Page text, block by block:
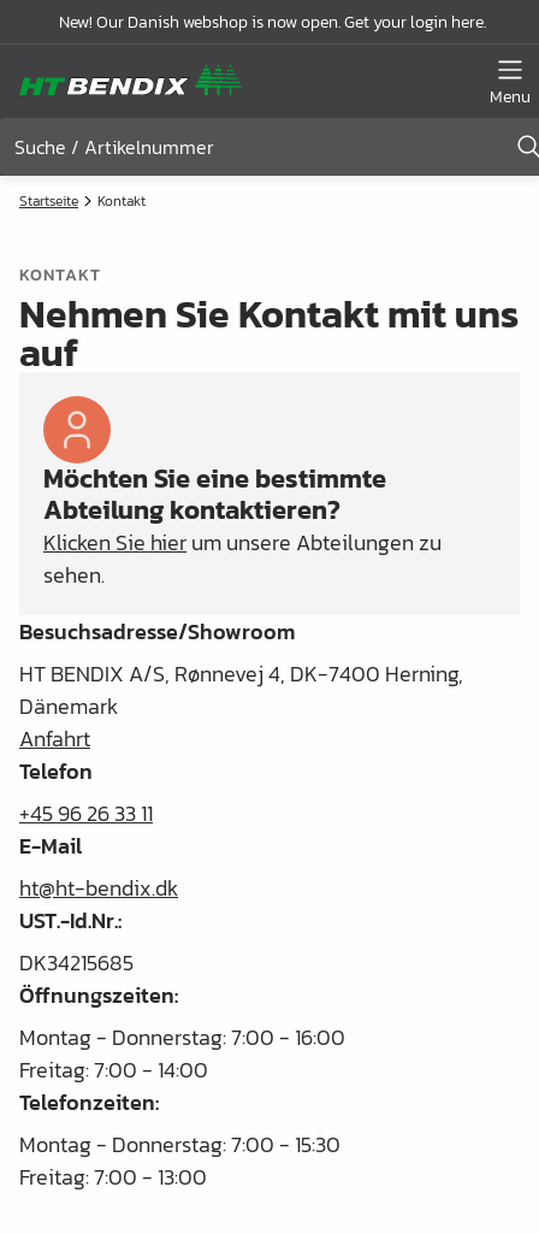
New! Our Danish webshop is now open. Get your login here.
Menu
Startseite Kontakt
KONTAKT
Nehmen Sie Kontakt mit uns
auf
Möchten Sie eine bestimmte
Abteilung kontaktieren?
Klicken Sie hierum unsere Abteilungen zu
sehen.
Besuchsadresse/Showroom
HT BENDIX A/S, Rønnevej 4, DK-7400 Herning,
Dänemark
Anfahrt
Telefon
+45 96 26 33 11
E-Mail
ht@ht-bendix.dk
UST.-Id.Nr.:
DK34215685
Öffnungszeiten:
Montag - Donnerstag: 7:00 - 16:00
Freitag: 7:00 - 14:00
Telefonzeiten:
Montag - Donnerstag: 7:00 - 15:30
Freitag: 7:00 - 13:00